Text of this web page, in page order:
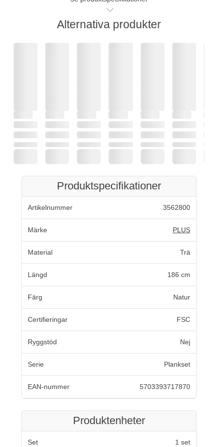
Alternativa produkter
Produktspecifikationer
Artikelnummer 3562800
Märke PLUS
Material Trä
Längd 186 cm
Färg Natur
Certifieringar FSC
Ryggstöd Nej
Serie Plankset
EAN-nummer 5703393717870
Produktenheter
Set 1 set